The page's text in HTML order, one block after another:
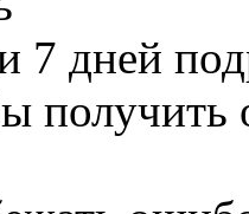
7 дней
получить